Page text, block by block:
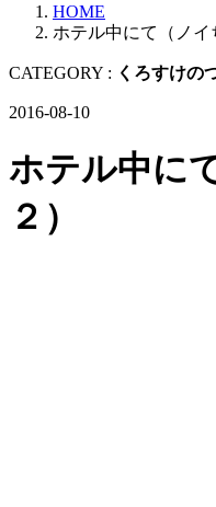
HOME
ホテル中にて（ノイ
CATEGORY : くろすけの
2016-08-10
ホテル中に
２）